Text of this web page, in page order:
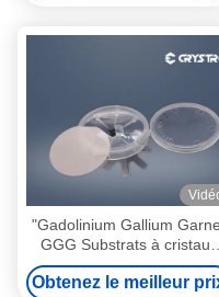
"Gadolinium Gallium
GGG Substrats à cristaux
simples
Obtenez le meilleur